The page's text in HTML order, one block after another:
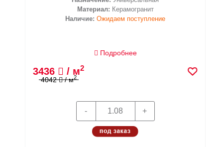
Материал: Керамогранит
Наличие: Ожидаем поступление
Подробнее
3436 / м2
4042 / м2